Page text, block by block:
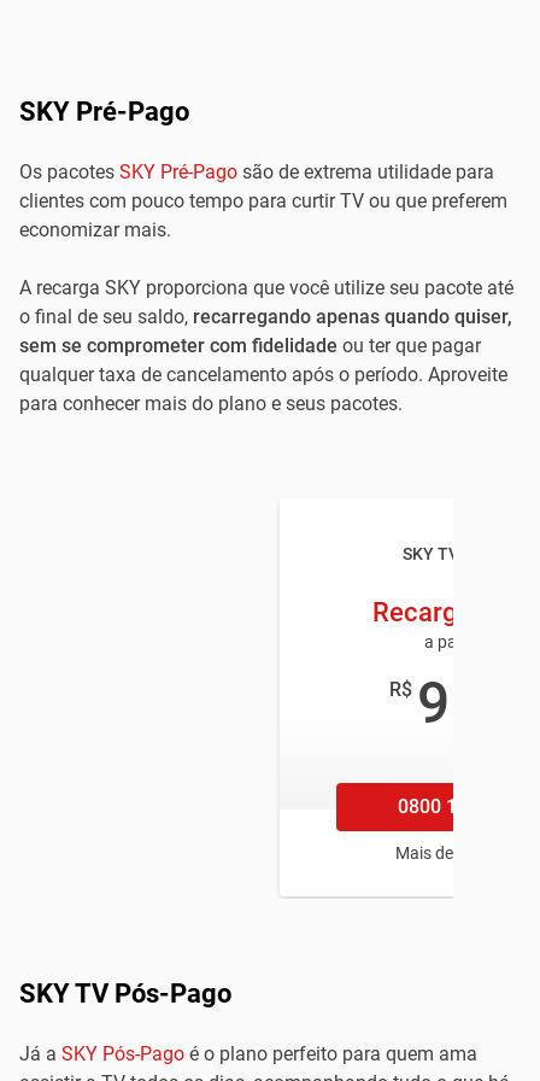
SKY Pré-Pago
Os pacotes SKY Pré-Pago são de extrema utilidade para
clientes com pouco tempo para curtir TV ou que preferem
economizar mais.
A recarga SKY proporciona que você utilize seu pacote até
o final de seu saldo, recarregando apenas quando quiser,
sem se comprometer com fidelidade ou ter que pagar
qualquer taxa de cancelamento após o período. Aproveite
para conhecer mais do plano e seus pacotes.
SKY TV Paraíba
Recarga
a partir de
R$ 9
0800 100 1002
Mais de 45 canais
SKY TV Pós-Pago
Já a SKY Pós-Pago é o plano perfeito para quem ama